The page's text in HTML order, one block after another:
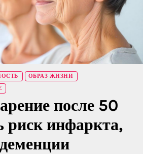
ОБРАЗ ЖИЗНИ
после 50
риск инфаркта,